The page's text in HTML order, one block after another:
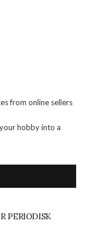
from online sellers
hobby into a
PERIODISK